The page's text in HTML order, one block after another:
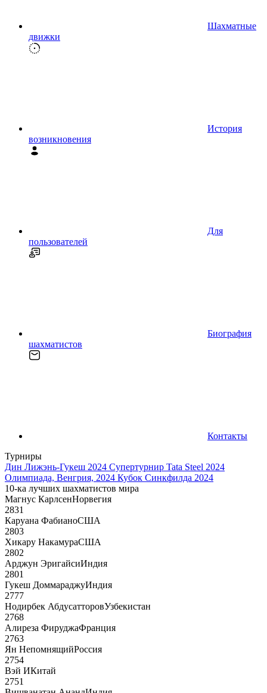
Шахматные
движки
История
возникновения
Для
пользователей
Биография
шахматистов
Контакты
Турниры
Дин Лижэнь-Гукеш 2024 Супертурнир Tata Steel 2024
Олимпиада, Венгрия, 2024 Кубок Синкфилда 2024
10-ка лучших шахматистов мира
Магнус КарлсенНорвегия
2831
Каруана ФабианоСША
2803
Хикару НакамураСША
2802
Арджун ЭригайсиИндия
2801
Гукеш ДоммараджуИндия
2777
Нодирбек АбдусатторовУзбекистан
2768
Алиреза ФируджаФранция
2763
Ян НепомнящийРоссия
2754
Вэй ИКитай
2751